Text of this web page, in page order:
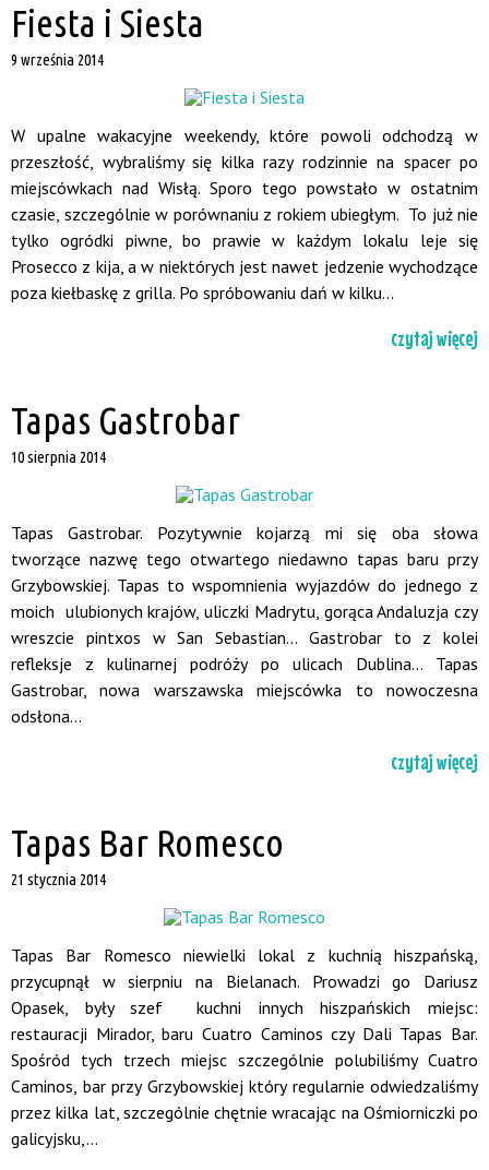
Fiesta i Siesta
9 września 2014
W upalne wakacyjne weekendy, które powoli odchodzą w
przeszłość, wybraliśmy się kilka razy rodzinnie na spacer po
miejscówkach nad Wisłą. Sporo tego powstało w ostatnim
czasie, szczególnie w porównaniu z rokiem ubiegłym. To już nie
tylko ogródki piwne, bo prawie w każdym lokalu leje się
Prosecco z kija, a w niektórych jest nawet jedzenie wychodzące
poza kiełbaskę z grilla. Po spróbowaniu dań w kilku...
czytaj więcej
Tapas Gastrobar
10 sierpnia 2014
Tapas Gastrobar. Pozytywnie kojarzą mi się oba słowa
tworzące nazwę tego otwartego niedawno tapas baru przy
Grzybowskiej. Tapas to wspomnienia wyjazdów do jednego z
moich ulubionych krajów, uliczki Madrytu, gorąca Andaluzja czy
wreszcie pintxos w San Sebastian... Gastrobar to z kolei
refleksje z kulinarnej podróży po ulicach Dublina... Tapas
Gastrobar, nowa warszawska miejscówka to nowoczesna
odsłona...
czytaj więcej
Tapas Bar Romesco
21 stycznia 2014
Tapas Bar Romesco niewielki lokal z kuchnią hiszpańską,
przycupnął w sierpniu na Bielanach. Prowadzi go Dariusz
Opasek, były szef kuchni innych hiszpańskich miejsc:
restauracji Mirador, baru Cuatro Caminos czy Dali Tapas Bar.
Spośród tych trzech miejsc szczególnie polubiliśmy Cuatro
Caminos, bar przy Grzybowskiej który regularnie odwiedzaliśmy
przez kilka lat, szczególnie chętnie wracając na Ośmiorniczki po
galicyjsku,...